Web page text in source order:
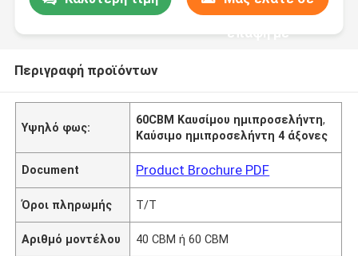
επαφή με
Περιγραφή προϊόντων
Υψηλό φως:
60CBM Καυσίμου ημιπροσελήντη,
Καύσιμο ημιπροσελήντη 4 άξονες
Document Product Brochure PDF
Όροι πληρωμής Τ/Τ
Αριθμό μοντέλου 40 CBM ή 60 CBM